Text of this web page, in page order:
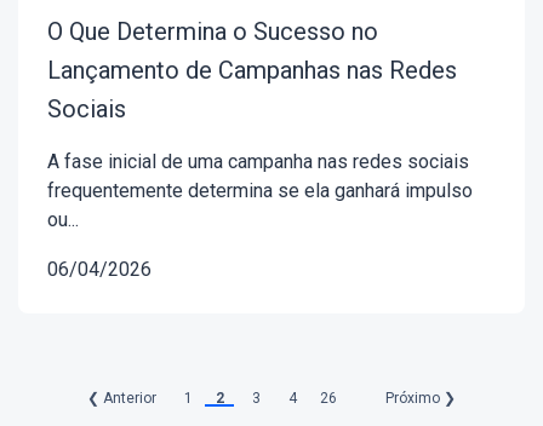
O Que Determina o Sucesso no
Lançamento de Campanhas nas Redes
Sociais
A fase inicial de uma campanha nas redes sociais
frequentemente determina se ela ganhará impulso
ou...
06/04/2026
❮ Anterior 1 2 3 4 26 Próximo ❯